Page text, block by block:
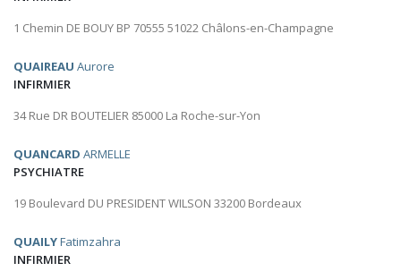
1 Chemin DE BOUY BP 70555 51022 Châlons-en-Champagne
QUAIREAU Aurore
INFIRMIER
34 Rue DR BOUTELIER 85000 La Roche-sur-Yon
QUANCARD ARMELLE
PSYCHIATRE
19 Boulevard DU PRESIDENT WILSON 33200 Bordeaux
QUAILYFatimzahra
INFIRMIER